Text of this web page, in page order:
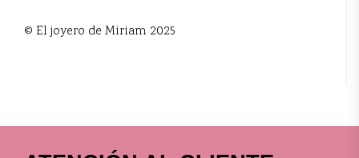
© El joyero de Miriam 2025